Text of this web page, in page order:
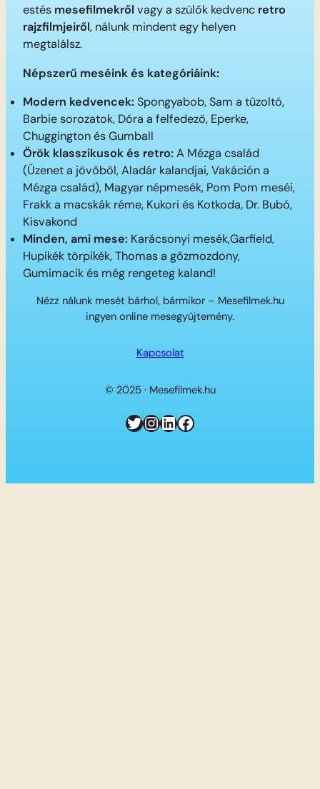
estés mesefilmekről vagy a szülők kedvenc retro
rajzfilmjeiről, nálunk mindent egy helyen
megtalálsz.
Népszerű meséink és kategóriáink:
Modern kedvencek: Spongyabob, Sam a tűzoltó,
Barbie sorozatok, Dóra a felfedező, Eperke,
Chuggington és Gumball
Örök klasszikusok és retro: A Mézga család
(Üzenet a jövőből, Aladár kalandjai, Vakáción a
Mézga család), Magyar népmesék, Pom Pom meséi,
Frakk a macskák réme, Kukori és Kotkoda, Dr. Bubó,
Kisvakond
Minden, ami mese: Karácsonyi mesék,Garfield,
Hupikék törpikék, Thomas a gőzmozdony,
Gumimacik és még rengeteg kaland!
Nézz nálunk mesét bárhol, bármikor – Mesefilmek.hu
ingyen online mesegyűjtemény.
Kapcsolat
© 2025 · Mesefilmek.hu
Twitter
Instagram
LinkedIn
Facebook